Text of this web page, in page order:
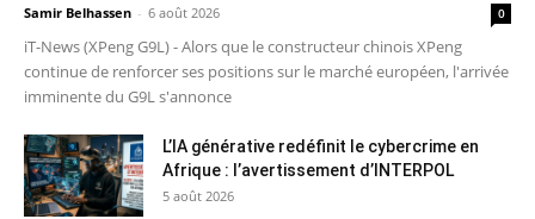
Samir Belhassen - 6 août 2026 0
iT-News (XPeng G9L) - Alors que le constructeur chinois XPeng
continue de renforcer ses positions sur le marché européen, l'arrivée
imminente du G9L s'annonce
L’IA générative redéfinit le cybercrime en
Afrique : l’avertissement d’INTERPOL
5 août 2026